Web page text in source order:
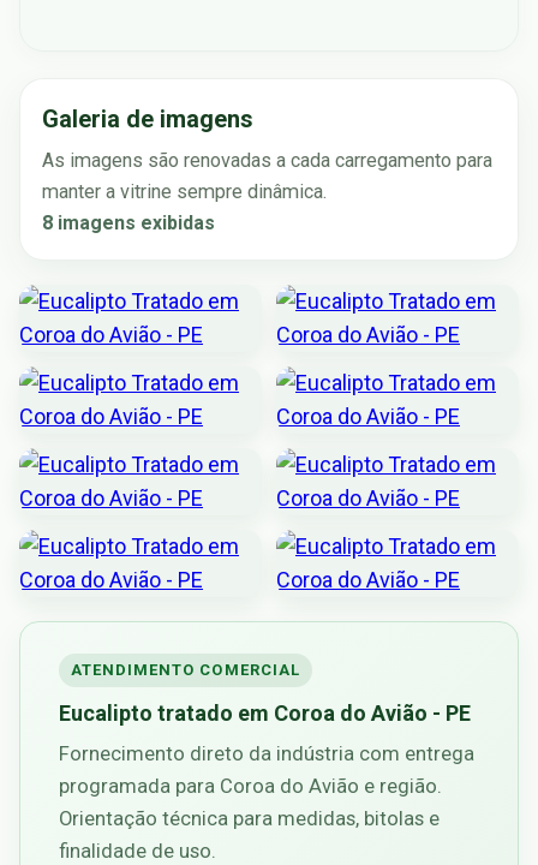
Galeria de imagens
As imagens são renovadas a cada carregamento para
manter a vitrine sempre dinâmica.
8 imagens exibidas
ATENDIMENTO COMERCIAL
Eucalipto tratado em Coroa do Avião - PE
Fornecimento direto da indústria com entrega
programada para Coroa do Avião e região.
Orientação técnica para medidas, bitolas e
finalidade de uso.